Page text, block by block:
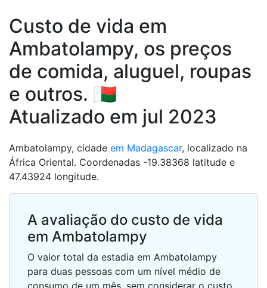
Custo de vida em
Ambatolampy, os preços
de comida, aluguel, roupas
e outros. 🇲🇬
Atualizado em jul 2023
Ambatolampy, cidade em Madagascar, localizado na
África Oriental. Coordenadas -19.38368 latitude e
47.43924 longitude.
A avaliação do custo de vida
em Ambatolampy
O valor total da estadia em Ambatolampy
para duas pessoas com um nível médio de
consumo de um mês, sem considerar o custo